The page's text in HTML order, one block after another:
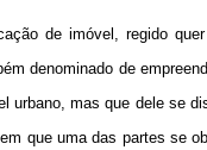
de imóvel, regido
denominado de
urbano, mas que dele se
que uma das partes se